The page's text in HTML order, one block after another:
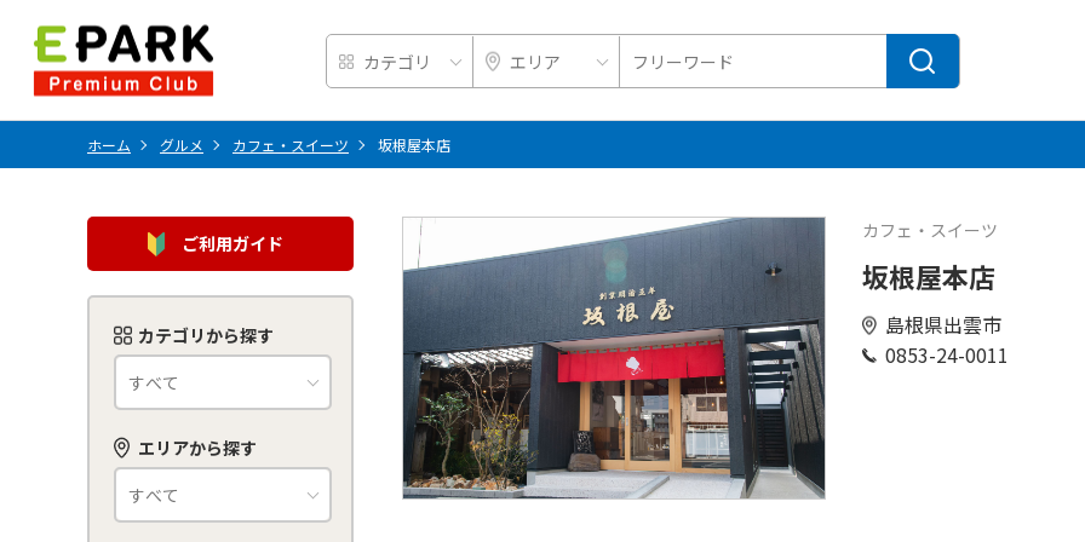
ホーム グルメ カフェ・スイーツ 坂根屋本店
ご利用ガイド
カテゴリから探す
エリアから探す
カフェ・スイーツ
坂根屋本店
島根県出雲市
0853-24-0011